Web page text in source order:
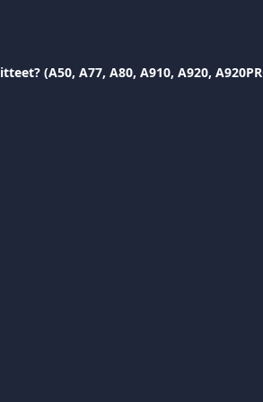
(A50, A77, A80, A910, A920,